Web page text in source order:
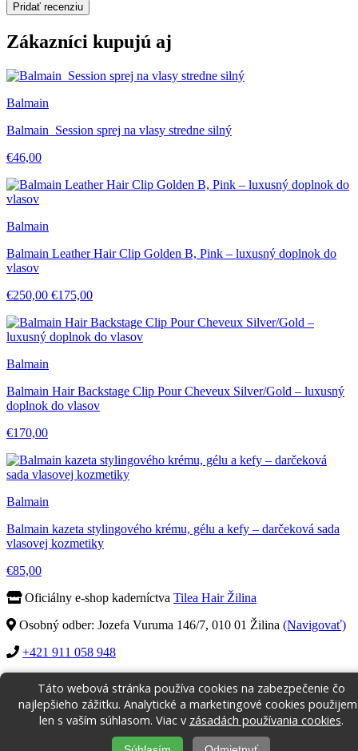
Pridať recenziu
Zákazníci kupujú aj
Balmain
Balmain Session sprej na vlasy stredne silný
€46,00
Balmain
Balmain Leather Hair Clip Golden B, Pink – luxusný doplnok do
vlasov
€250,00 €175,00
Balmain
Balmain Hair Backstage Clip Pour Cheveux Silver/Gold – luxusný
doplnok do vlasov
€170,00
Balmain
Balmain kazeta stylingového krému, gélu a kefy – darčeková sada
vlasovej kozmetiky
€85,00
Oficiálny e-shop kaderníctva Tilea Hair Žilina
Osobný odber: Jozefa Vuruma 146/7, 010 01 Žilina (Navigovať)
+421 911 058 948
Autorizovaný predajca
Obchodné podmienky Vrátenie tovaru Cookies
© 2026 Prevádzkovateľ: Tilea s.r.o. | Vytvorené Testpipe s.r.o.
Táto webová stránka používa cookies na zabezpečenie čo
najlepšieho zážitku. Analytické a marketingové cookies
len s vaším súhlasom. Viac v zásadách používania cookies.